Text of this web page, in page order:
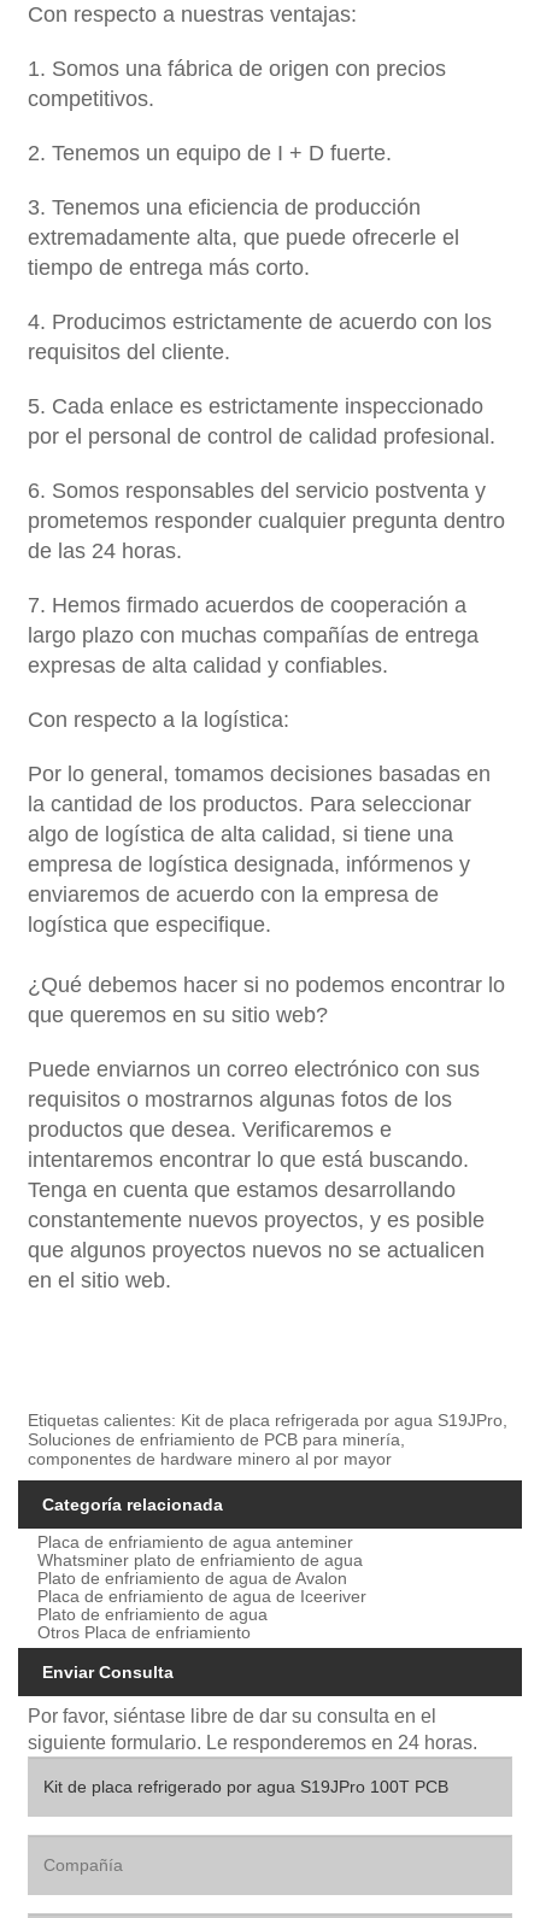
Con respecto a nuestras ventajas:
1. Somos una fábrica de origen con precios
competitivos.
2. Tenemos un equipo de I + D fuerte.
3. Tenemos una eficiencia de producción
extremadamente alta, que puede ofrecerle el
tiempo de entrega más corto.
4. Producimos estrictamente de acuerdo con los
requisitos del cliente.
5. Cada enlace es estrictamente inspeccionado
por el personal de control de calidad profesional.
6. Somos responsables del servicio postventa y
prometemos responder cualquier pregunta dentro
de las 24 horas.
7. Hemos firmado acuerdos de cooperación a
largo plazo con muchas compañías de entrega
expresas de alta calidad y confiables.
Con respecto a la logística:
Por lo general, tomamos decisiones basadas en
la cantidad de los productos. Para seleccionar
algo de logística de alta calidad, si tiene una
empresa de logística designada, infórmenos y
enviaremos de acuerdo con la empresa de
logística que especifique.
¿Qué debemos hacer si no podemos encontrar lo
que queremos en su sitio web?
Puede enviarnos un correo electrónico con sus
requisitos o mostrarnos algunas fotos de los
productos que desea. Verificaremos e
intentaremos encontrar lo que está buscando.
Tenga en cuenta que estamos desarrollando
constantemente nuevos proyectos, y es posible
que algunos proyectos nuevos no se actualicen
en el sitio web.
Etiquetas calientes: Kit de placa refrigerada por agua S19JPro,
Soluciones de enfriamiento de PCB para minería,
componentes de hardware minero al por mayor
Categoría relacionada
Placa de enfriamiento de agua anteminer
Whatsminer plato de enfriamiento de agua
Plato de enfriamiento de agua de Avalon
Placa de enfriamiento de agua de Iceeriver
Plato de enfriamiento de agua
Otros Placa de enfriamiento
Enviar Consulta
Por favor, siéntase libre de dar su consulta en el
siguiente formulario. Le responderemos en 24 horas.